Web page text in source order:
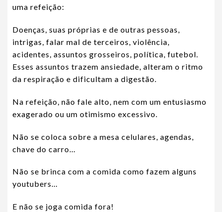
uma refeição:
Doenças, suas próprias e de outras pessoas,
intrigas, falar mal de terceiros, violência,
acidentes, assuntos grosseiros, política, futebol.
Esses assuntos trazem ansiedade, alteram o ritmo
da respiração e dificultam a digestão.
Na refeição, não fale alto, nem com um entusiasmo
exagerado ou um otimismo excessivo.
Não se coloca sobre a mesa celulares, agendas,
chave do carro…
Não se brinca com a comida como fazem alguns
youtubers…
E não se joga comida fora!